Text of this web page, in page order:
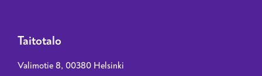
Taitotalo
Valimotie 8, 00380 Helsinki